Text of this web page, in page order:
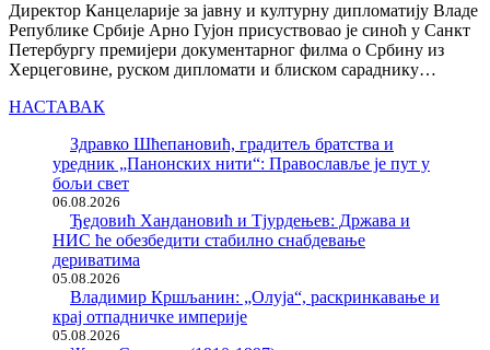
Директор Канцеларије за јавну и културну дипломатију Владе
Републике Србије Арно Гујон присуствовао је синоћ у Санкт
Петербургу премијери документарног филма о Србину из
Херцеговине, руском дипломати и блиском сараднику…
НАСТАВАК
Здравко Шћепановић, градитељ братства и
уредник „Панонских нити“: Православље је пут у
бољи свет
06.08.2026
Ђедовић Хандановић и Тјурдењев: Држава и
НИС ће обезбедити стабилно снабдевање
дериватима
05.08.2026
Владимир Кршљанин: „Олуја“, раскринкавање и
крај отпадничке империје
05.08.2026